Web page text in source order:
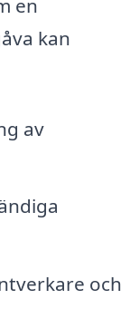
en
kan
av
och